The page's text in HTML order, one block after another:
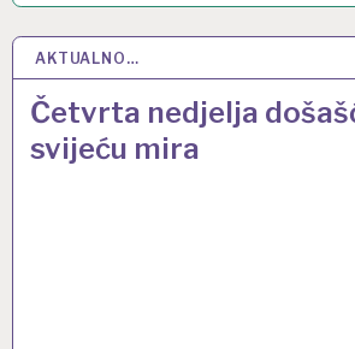
AKTUALNO…
Četvrta nedjelja
svijeću mira
20 PRO 2020